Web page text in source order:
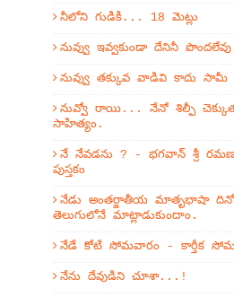
నీలోని గుడికి... 18 మెట్లు
నువ్వు ఇవ్వకుండా దేనినీ
నువ్వు తక్కువ వాడివి కాదు సామీ
నువ్వో రాయి... నేనో శిల్పీ
సాహిత్యం.
నే నేవడను ? - భగవాన్ శ్రీ
పుస్తకం
నేడు అంతర్జాతీయ మాతృభాషా
తెలుగులోనే మాట్లాడుకుందాం.
నేడే కోటి సోమవారం - కార్తీక
నేను దేవుడిని చూశా...!